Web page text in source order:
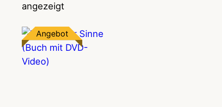
angezeigt
AngebotProdukt
im